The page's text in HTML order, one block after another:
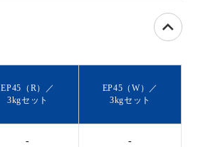
EP45（R）／
3kgセット
EP45（W）／
3kgセット
- -